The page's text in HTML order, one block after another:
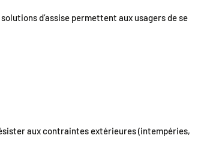
d’assise permettent aux usagers de se
aux contraintes extérieures (intempéries,